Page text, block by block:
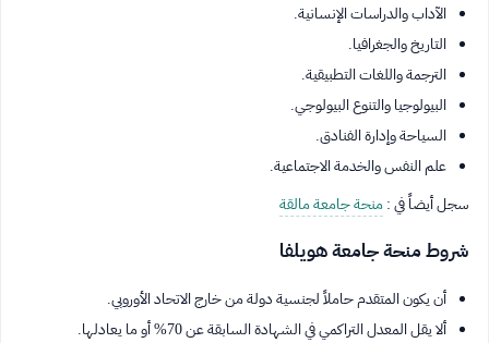
الآداب والدراسات الإنسانية.
التاريخ والجغرافيا.
الترجمة واللغات التطبيقية.
البيولوجيا والتنوع البيولوجي.
السياحة وإدارة الفنادق.
علم النفس والخدمة الاجتماعية.
سجل أيضاً في :منحة جامعة مالقة
شروط منحة جامعة هويلفا
أن يكون المتقدم حاملاً لجنسية دولة من خارج الاتحاد الأوروبي.
ألا يقل المعدل التراكمي في الشهادة السابقة عن 70% أو ما يعادلها.